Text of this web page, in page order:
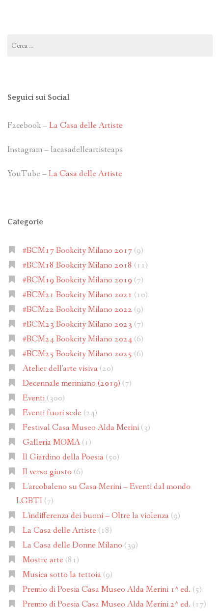
per:
Seguici sui Social
Facebook –La Casa delle Artiste
Instagram – lacasadelleartisteaps
YouTube –La Casa delle Artiste
Categorie
#BCM17 Bookcity Milano 2017(9)
#BCM18 Bookcity Milano 2018 (11)
#BCM19 Bookcity Milano 2019 (7)
#BCM21 Bookcity Milano 2021 (10)
#BCM22 Bookcity Milano 2022 (9)
#BCM23 Bookcity Milano 2023 (7)
#BCM24 Bookcity Milano 2024(6)
#BCM25 Bookcity Milano 2025 (6)
Atelier dell'arte visiva (20)
Decennale meriniano (2019) (7)
Eventi(300)
Eventi fuori sede (24)
Festival Casa Museo Alda Merini(3)
Galleria MOMA(1)
Il Giardino della Poesia (50)
Il verso giusto (6)
L'arcobaleno su Casa Merini – Eventi dal mondo
LGBTI(7)
L'indifferenza dei buoni – Oltre la violenza (9)
La Casa delle Artiste (18)
La Casa delle Donne Milano (39)
Mostre arte (81)
Musica sotto la tettoia (9)
Premio di Poesia Casa Museo Alda Merini 1^ ed. (5)
Premio di Poesia Casa Museo Alda Merini 2^ ed. (17)